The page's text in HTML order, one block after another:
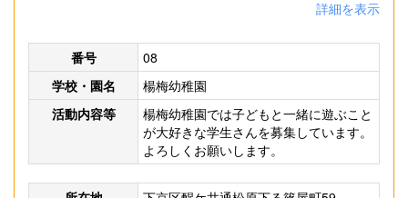
詳細を表示
番号
08
学校・園名
楊梅幼稚園
活動内容等
楊梅幼稚園では子どもと一緒に遊ぶこと
が大好きな学生さんを募集しています。
よろしくお願いします。